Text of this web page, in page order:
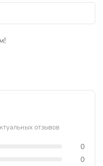
отзывов
0
0